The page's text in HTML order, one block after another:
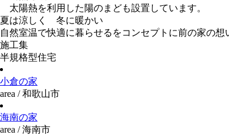
太陽熱を利用した陽のまども設置しています。
夏は涼しく 冬に暖かい
自然室温で快適に暮らせるをコンセプトに前の家の
施工集
半規格型住宅
小倉の家
area / 和歌山市
海南の家
area / 海南市